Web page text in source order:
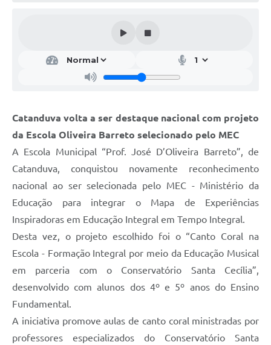
Jornal
Agenda
SIC
Diário Oficial
Editais
Catanduva volta a ser destaque nacional com projeto
da Escola Oliveira Barreto selecionado pelo MEC
A Escola Municipal “Prof. José D’Oliveira Barreto”, de
Catanduva, conquistou novamente reconhecimento
nacional ao ser selecionada pelo MEC - Ministério da
Educação para integrar o Mapa de Experiências
Inspiradoras em Educação Integral em Tempo Integral.
Desta vez, o projeto escolhido foi o “Canto Coral na
Escola - Formação Integral por meio da Educação Musical
em parceria com o Conservatório Santa Cecília”,
desenvolvido com alunos dos 4º e 5º anos do Ensino
Fundamental.
A iniciativa promove aulas de canto coral ministradas por
professores especializados do Conservatório Santa